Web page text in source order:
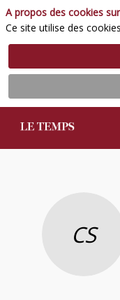
CS
A propos des cookies
Ce site utilise des